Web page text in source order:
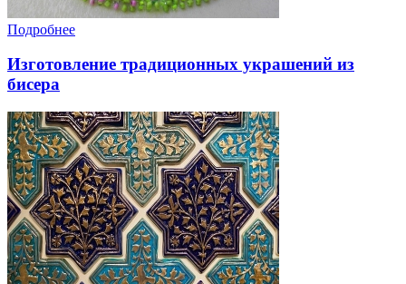
Подробнее
Изготовление традиционных украшений из
бисера